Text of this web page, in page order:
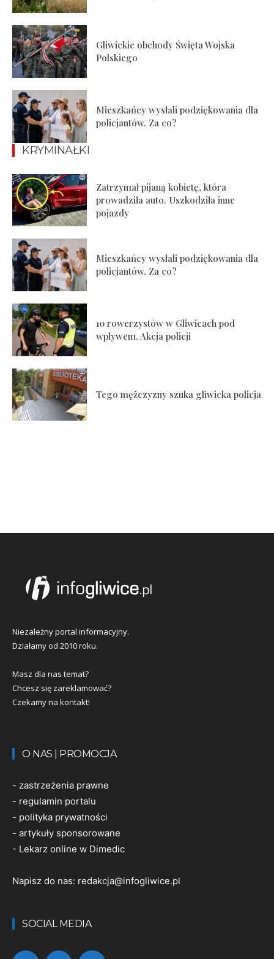
Gliwickie obchody Święta Wojska
Polskiego
Mieszkańcy wysłali podziękowania dla
policjantów. Za co?
KRYMINAŁKI
Zatrzymał pijaną kobietę, która
prowadziła auto. Uszkodziła inne
pojazdy
Mieszkańcy wysłali podziękowania dla
policjantów. Za co?
10 rowerzystów w Gliwicach pod
wpływem. Akcja policji
Tego mężczyzny szuka gliwicka policja
Niezależny portal informacyjny.
Działamy od 2010 roku.
Masz dla nas temat?
Chcesz się zareklamować?
Czekamy na kontakt!
O NAS | PROMOCJA
- zastrzeżenia prawne
- regulamin portalu
- polityka prywatności
- artykuły sponsorowane
- Lekarz online w Dimedic
Napisz do nas: redakcja@infogliwice.pl
SOCIAL MEDIA